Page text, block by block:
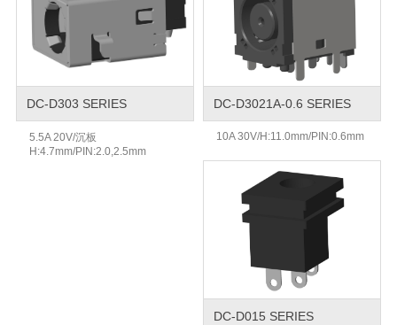
DC-D303 SERIES
5.5A 20V/沉板
H:4.7mm/PIN:2.0,2.5mm
DC-D3021A-0.6 SERIES
10A 30V/H:11.0mm/PIN:0.6mm
DC-D015 SERIES